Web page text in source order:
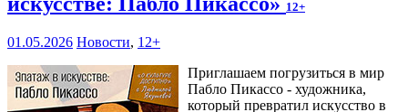
12+
01.05.2026 Новости, 12+
Приглашаем погрузиться в мир
Пабло Пикассо - художника,
который превратил искусство в